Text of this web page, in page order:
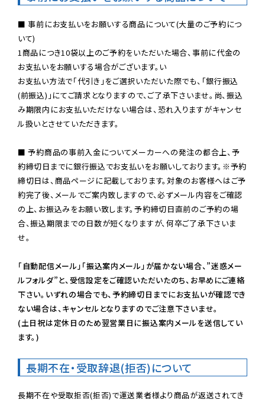
■ 事前にお支払いをお願いする商品について(大量のご予約につ
いて)
1商品につき10袋以上のご予約をいただいた場合、事前に代金の
お支払いをお願いする場合がございます。い
お支払い方法で「代引き」をご選択いただいた際でも、「銀行振込
(前振込)」にてご請求となりますので、ご了承下さいませ。尚、振込
み期限内にお支払いただけない場合は、恐れ入りますがキャンセ
ル扱いとさせていただきます。
■ 予約商品の事前入金についてメーカーへの発注の都合上、予
約締切日までに銀行振込でお支払いをお願いしております。※予約
締切日は、商品ページに記載しております。対象のお客様へはご予
約完了後、メールでご案内致しますので、必ずメール内容をご確認
の上、お振込みをお願い致します。予約締切日直前のご予約の場
合、振込期限までの日数が短くなりますが、何卒ご了承下さいま
せ。
「自動配信メール」「振込案内メール」が届かない場合、”迷惑メー
ルフォルダ”と、受信設定をご確認いただいたのち、お早めにご連絡
下さい。いずれの場合でも、予約締切日までにお支払いが確認でき
ない場合は、キャンセルとなりますのでご注意下さいませ。
(土日祝は定休日のため翌営業日に振込案内メールを送信してい
ます。)
長期不在・受取辞退(拒否)について
長期不在や受取拒否(拒否)で運送業者様より商品が返送されてき